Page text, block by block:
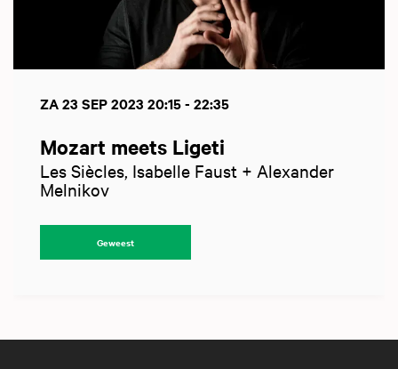
Mozart meets Ligeti
Les Siècles, Isabelle Faust + Alexander
Melnikov
ZA 23 SEP 2023 20:15 - 22:35
Geweest